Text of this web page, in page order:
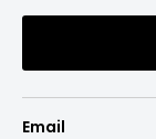
Email